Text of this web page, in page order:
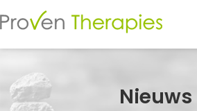
Nieuws